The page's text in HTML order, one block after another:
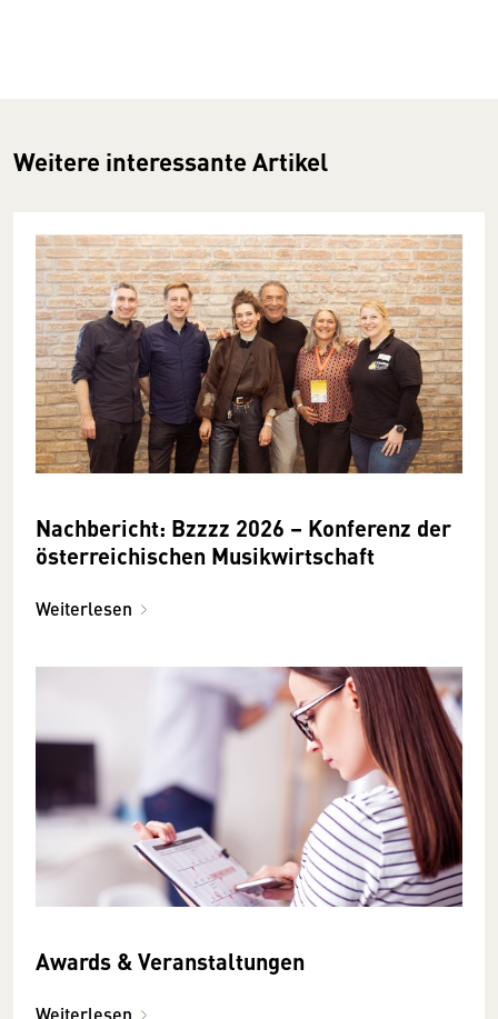
Weitere interessante Artikel
Nachbericht: Bzzzz 2026 – Konferenz der
österreichischen Musikwirtschaft
Weiterlesen
Awards & Veranstaltungen